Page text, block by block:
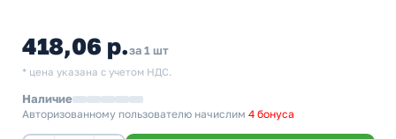
418,06 р.за 1 шт
* цена указана с учетом НДС.
Наличие
Авторизованному пользователю начислим 4 бонуса